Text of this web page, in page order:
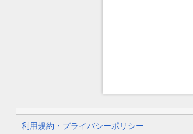
利用規約・プライバシーポリシー